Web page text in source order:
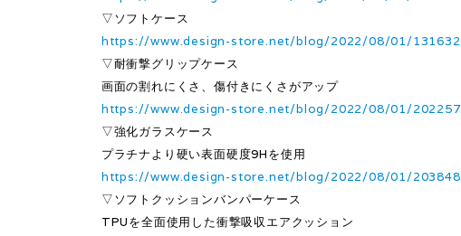
▽ソフトケース
https://www.design-store.net/blog/2022/08/01/131632
▽耐衝撃グリップケース
画面の割れにくさ、傷付きにくさがアップ
https://www.design-store.net/blog/2022/08/01/202257
▽強化ガラスケース
プラチナより硬い表面硬度9Hを使用
https://www.design-store.net/blog/2022/08/01/203848
▽ソフトクッションバンパーケース
TPUを全面使用した衝撃吸収エアクッション